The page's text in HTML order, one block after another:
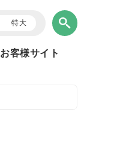
特大
お客様サイト